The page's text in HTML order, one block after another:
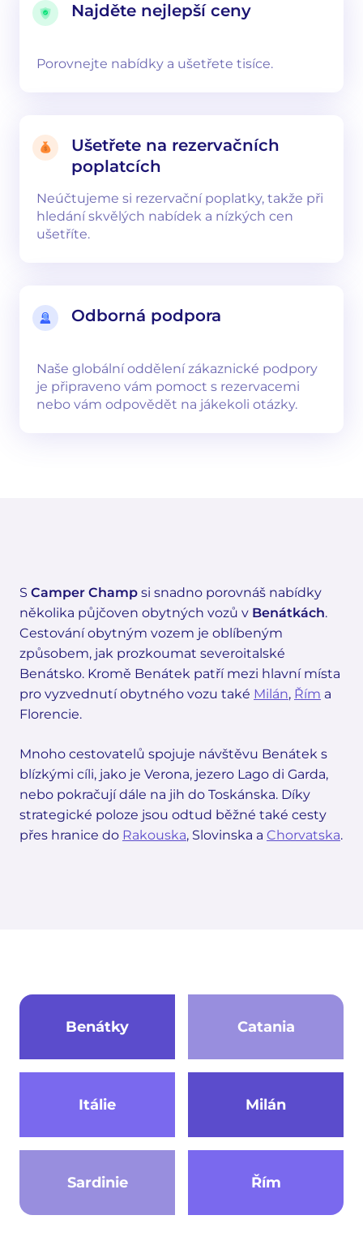
Najděte nejlepší ceny
Porovnejte nabídky a ušetřete tisíce.
Ušetřete na rezervačních
poplatcích
Neúčtujeme si rezervační poplatky, takže při
hledání skvělých nabídek a nízkých cen
ušetříte.
Odborná podpora
Naše globální oddělení zákaznické podpory
je připraveno vám pomoct s rezervacemi
nebo vám odpovědět na jákekoli otázky.
S Camper Champ si snadno porovnáš nabídky
několika půjčoven obytných vozů v Benátkách.
Cestování obytným vozem je oblíbeným
způsobem, jak prozkoumat severoitalské
Benátsko. Kromě Benátek patří mezi hlavní místa
pro vyzvednutí obytného vozu také Milán, Řím a
Florencie.
Mnoho cestovatelů spojuje návštěvu Benátek s
blízkými cíli, jako je Verona, jezero Lago di Garda,
nebo pokračují dále na jih do Toskánska. Díky
strategické poloze jsou odtud běžné také cesty
přes hranice do Rakouska, Slovinska a Chorvatska.
Benátky Catania
Itálie Milán
Sardinie Řím